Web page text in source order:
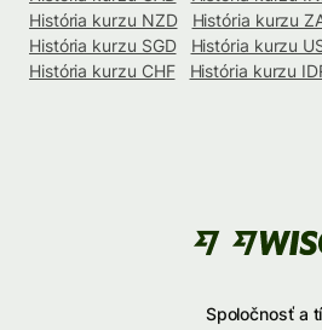
História kurzu NZD
História kurzu
História kurzu SGD
História kurzu
História kurzu CHF
História kurzu
Spoločnosť a